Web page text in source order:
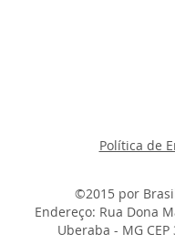
Política de
©2015 por B
Endereço: Rua Dona
Uberaba - MG CEP